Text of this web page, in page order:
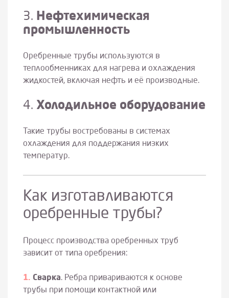
3. Нефтехимическая
промышленность
Оребренные трубы используются в
теплообменниках для нагрева и охлаждения
жидкостей, включая нефть и её производные.
4. Холодильное оборудование
Такие трубы востребованы в системах
охлаждения для поддержания низких
температур.
Как изготавливаются
оребренные трубы?
Процесс производства оребренных труб
зависит от типа оребрения:
Сварка. Ребра привариваются к основе
трубы при помощи контактной или